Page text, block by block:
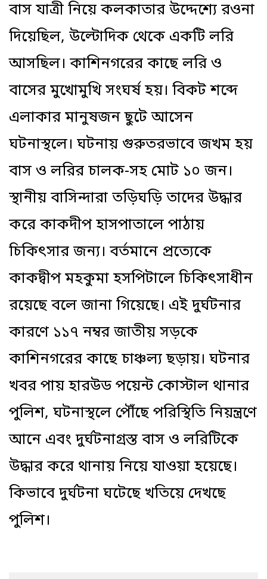
বাস যাত্রী নিয়ে কলকাতার উদ্দেশ্যে রওনা
দিয়েছিল, উল্টোদিক থেকে একটি লরি
আসছিল। কাশিনগরের কাছে লরি ও
বাসের মুখোমুখি সংঘর্ষ হয়। বিকট শব্দে
এলাকার মানুষজন ছুটে আসেন
ঘটনাস্থলে। ঘটনায় গুরুতরভাবে জখম হয়
বাস ও লরির চালক-সহ মোট ১০ জন।
স্থানীয় বাসিন্দারা তড়িঘড়ি তাদের উদ্ধার
করে কাকদীপ হাসপাতালে পাঠায়
চিকিৎসার জন্য। বর্তমানে প্রত্যেকে
কাকদ্বীপ মহকুমা হসপিটালে চিকিৎসাধীন
রয়েছে বলে জানা গিয়েছে। এই দুর্ঘটনার
কারণে ১১৭ নম্বর জাতীয় সড়কে
কাশিনগরের কাছে চাঞ্চল্য ছড়ায়। ঘটনার
খবর পায় হারউড পয়েন্ট কোস্টাল থানার
পুলিশ, ঘটনাস্থলে পৌঁছে পরিস্থিতি নিয়ন্ত্রণে
আনে এবং দুর্ঘটনাগ্রস্ত বাস ও লরিটিকে
উদ্ধার করে থানায় নিয়ে যাওয়া হয়েছে।
কিভাবে দুর্ঘটনা ঘটেছে খতিয়ে দেখছে
পুলিশ।